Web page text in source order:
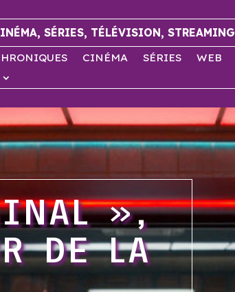
SÉRIES, TÉLÉVISION, STREAMING
CINÉMA SÉRIES WEB
»,
DE LA